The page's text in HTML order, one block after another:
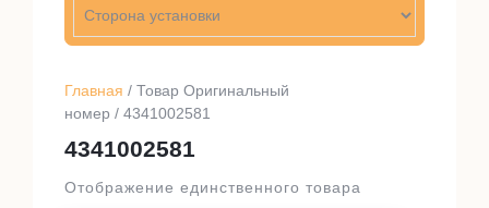
Главная / Товар Оригинальный
номер / 4341002581
4341002581
Отображение единственного товара